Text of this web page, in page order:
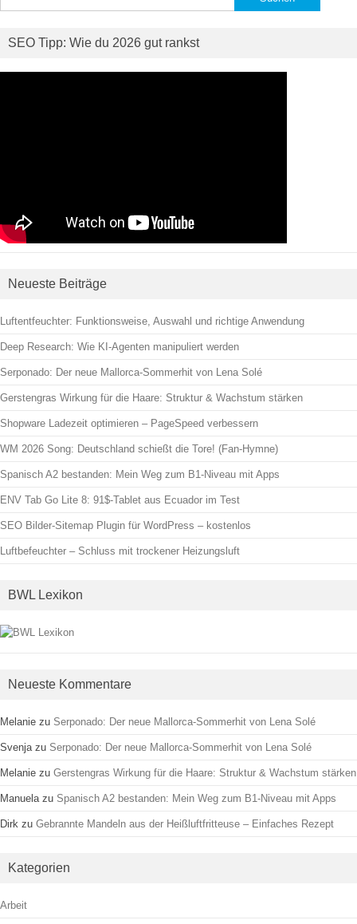
nach:
SEO Tipp: Wie du 2026 gut rankst
Neueste Beiträge
Luftentfeuchter: Funktionsweise, Auswahl und richtige Anwendung
Deep Research: Wie KI-Agenten manipuliert werden
Serponado: Der neue Mallorca-Sommerhit von Lena Solé
Gerstengras Wirkung für die Haare: Struktur & Wachstum stärken
Shopware Ladezeit optimieren – PageSpeed verbessern
WM 2026 Song: Deutschland schießt die Tore! (Fan-Hymne)
Spanisch A2 bestanden: Mein Weg zum B1-Niveau mit Apps
ENV Tab Go Lite 8: 91$-Tablet aus Ecuador im Test
SEO Bilder-Sitemap Plugin für WordPress – kostenlos
Luftbefeuchter – Schluss mit trockener Heizungsluft
BWL Lexikon
Neueste Kommentare
Melanie zu Serponado: Der neue Mallorca-Sommerhit von Lena Solé
Svenjazu Serponado: Der neue Mallorca-Sommerhit von Lena Solé
Melanie zu Gerstengras Wirkung für die Haare: Struktur & Wachstum stärken
Manuelazu Spanisch A2 bestanden: Mein Weg zum B1-Niveau mit Apps
Dirk zu Gebrannte Mandeln aus der Heißluftfritteuse – Einfaches Rezept
Kategorien
Arbeit